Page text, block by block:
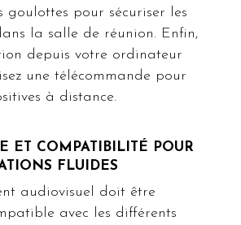
goulottes pour sécuriser les
la salle de réunion. Enfin,
depuis votre ordinateur
une télécommande pour
à distance.
ET COMPATIBILITÉ POUR
FLUIDES
audiovisuel doit être
avec les différents